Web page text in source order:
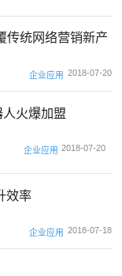
传统网络营销新产
企业应用 2018-07-20
火爆加盟
企业应用 2018-07-20
效率
企业应用 2018-07-18